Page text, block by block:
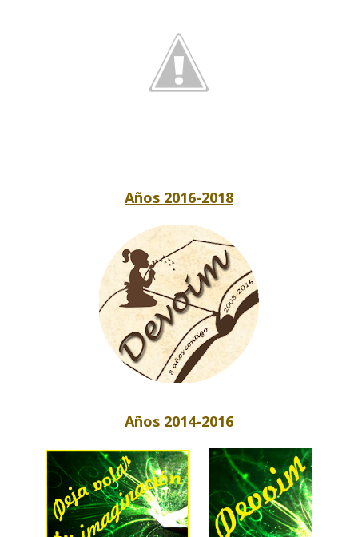
Años 2016-2018
Años 2014-2016